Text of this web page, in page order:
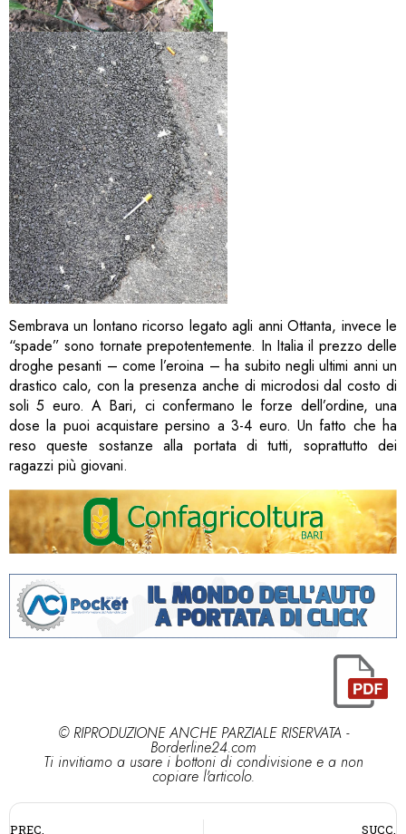
Sembrava un lontano ricorso legato agli anni Ottanta, invece le
“spade” sono tornate prepotentemente. In Italia il prezzo delle
droghe pesanti – come l’eroina – ha subito negli ultimi anni un
drastico calo, con la presenza anche di microdosi dal costo di
soli 5 euro. A Bari, ci confermano le forze dell’ordine, una
dose la puoi acquistare persino a 3-4 euro. Un fatto che ha
reso queste sostanze alla portata di tutti, soprattutto dei
ragazzi più giovani.
© RIPRODUZIONE ANCHE PARZIALE RISERVATA -
Borderline24.com
Ti invitiamo a usare i bottoni di condivisione e a non
copiare l'articolo.
PREC. SUCC.